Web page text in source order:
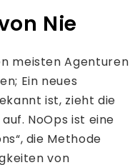
Nie
meisten Agenturen
Ein neues
ist, zieht die
NoOps ist eine
die Methode
von